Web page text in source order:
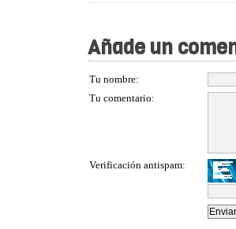
Añade un
Tu nombre:
Tu comentario:
Verificación antispam: